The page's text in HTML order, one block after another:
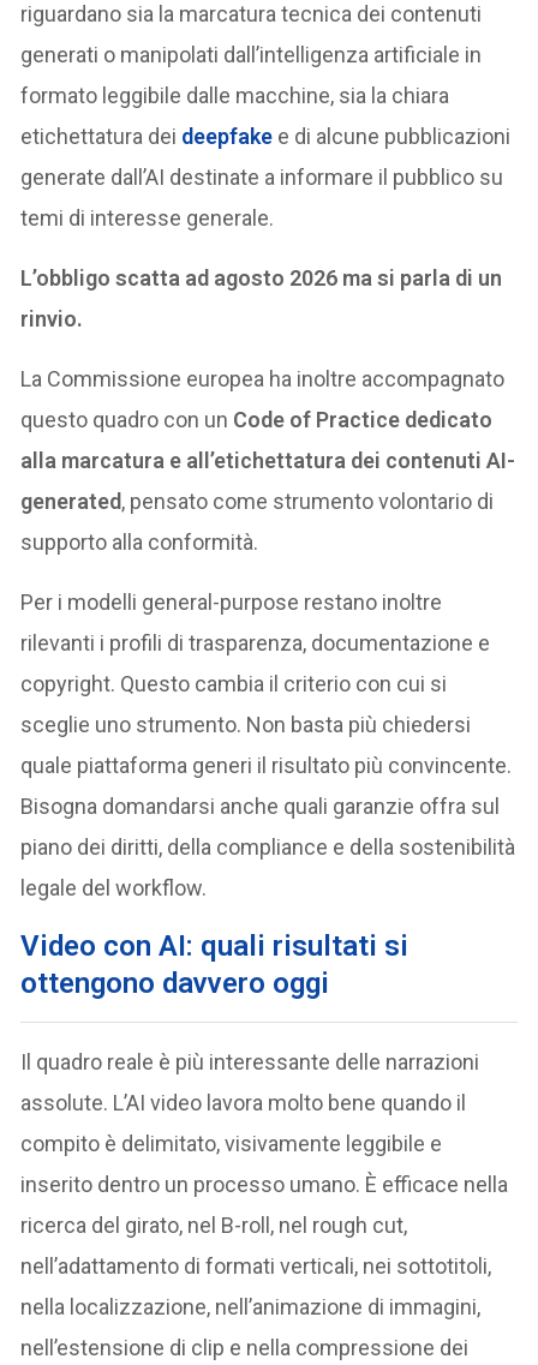
riguardano sia la marcatura tecnica dei contenuti
generati o manipolati dall’intelligenza artificiale in
formato leggibile dalle macchine, sia la chiara
etichettatura dei deepfake e di alcune pubblicazioni
generate dall’AI destinate a informare il pubblico su
temi di interesse generale.
L’obbligo scatta ad agosto 2026 ma si parla di un
rinvio.
La Commissione europea ha inoltre accompagnato
questo quadro con un Code of Practice dedicato
alla marcatura e all’etichettatura dei contenuti AI-
generated, pensato come strumento volontario di
supporto alla conformità.
Per i modelli general-purpose restano inoltre
rilevanti i profili di trasparenza, documentazione e
copyright. Questo cambia il criterio con cui si
sceglie uno strumento. Non basta più chiedersi
quale piattaforma generi il risultato più convincente.
Bisogna domandarsi anche quali garanzie offra sul
piano dei diritti, della compliance e della sostenibilità
legale del workflow.
Video con AI: quali risultati si
ottengono davvero oggi
Il quadro reale è più interessante delle narrazioni
assolute. L’AI video lavora molto bene quando il
compito è delimitato, visivamente leggibile e
inserito dentro un processo umano. È efficace nella
ricerca del girato, nel B-roll, nel rough cut,
nell’adattamento di formati verticali, nei sottotitoli,
nella localizzazione, nell’animazione di immagini,
nell’estensione di clip e nella compressione dei